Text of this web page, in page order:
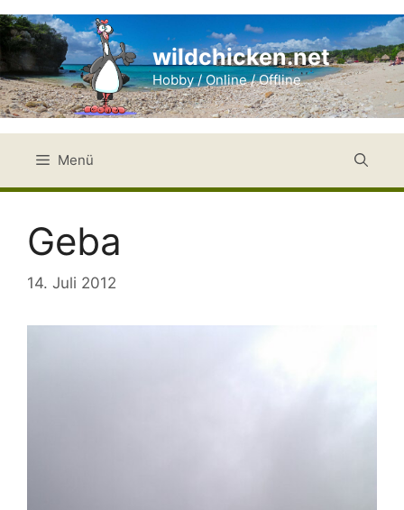
Zum
Inhalt
springen
wildchicken.net
Hobby / Online / Offline
Menü
Geba
14. Juli 2012